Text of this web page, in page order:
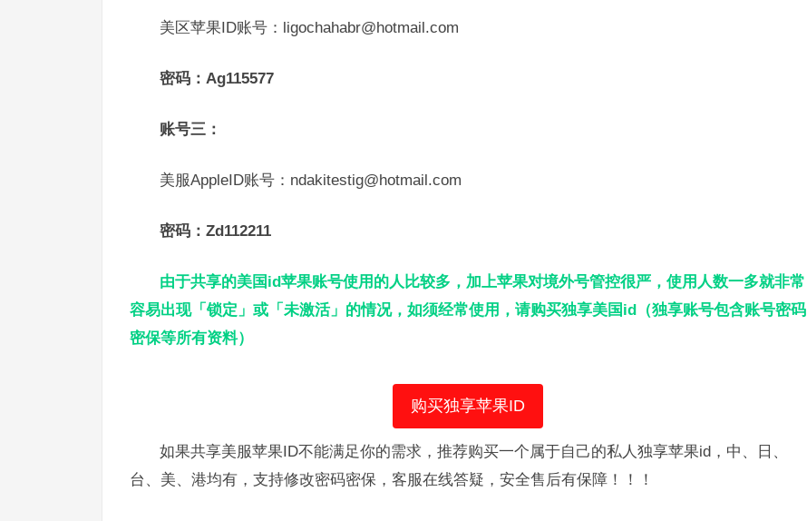
美区苹果ID账号：ligochahabr@hotmail.com
密码：Ag115577
账号三：
美服AppleID账号：ndakitestig@hotmail.com
密码：Zd112211
由于共享的美国id苹果账号使用的人比较多，加上苹果对境外号管控很严，使用人数一多就非常
容易出现「锁定」或「未激活」的情况，如须经常使用，请购买独享美国id（独享账号包含账号密码
密保等所有资料）
购买独享苹果ID
如果共享美服苹果ID不能满足你的需求，推荐购买一个属于自己的私人独享苹果id，中、日、
台、美、港均有，支持修改密码密保，客服在线答疑，安全售后有保障！！！